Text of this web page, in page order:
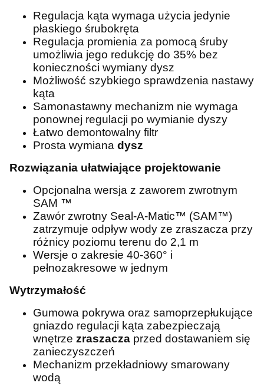
Regulacja kąta wymaga użycia jedynie
płaskiego śrubokręta
Regulacja promienia za pomocą śruby
umożliwia jego redukcję do 35% bez
konieczności wymiany dysz
Możliwość szybkiego sprawdzenia nastawy
kąta
Samonastawny mechanizm nie wymaga
ponownej regulacji po wymianie dyszy
Łatwo demontowalny filtr
Prosta wymiana dysz
Rozwiązania ułatwiające projektowanie
Opcjonalna wersja z zaworem zwrotnym
SAM ™
Zawór zwrotny Seal-A-Matic™ (SAM™)
zatrzymuje odpływ wody ze zraszacza przy
różnicy poziomu terenu do 2,1 m
Wersje o zakresie 40-360° i
pełnozakresowe w jednym
Wytrzymałość
Gumowa pokrywa oraz samoprzepłukujące
gniazdo regulacji kąta zabezpieczają
wnętrze zraszacza przed dostawaniem się
zanieczyszczeń
Mechanizm przekładniowy smarowany
wodą